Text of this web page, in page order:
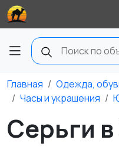
Главная
Одежда,
Часы и украшения
Серьги